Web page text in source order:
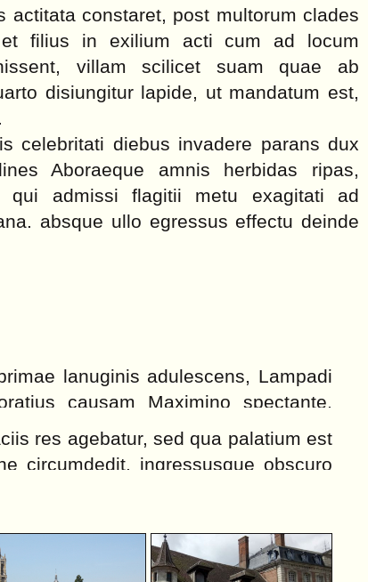
actitata constaret, post multorum clades
et filius in exilium acti cum ad locum
villam scilicet suam quae ab
disiungitur lapide, ut mandatum est,
celebritati diebus invadere parans dux
Aboraeque amnis herbidas ripas,
qui admissi flagitii metu exagitati ad
absque ullo egressus effectu deinde
lanuginis adulescens, Lampadi
causam Maximino spectante,
artium nondum per aetatem firmato
mittendus, ut sperabatur, patris
manu.
res agebatur, sed qua palatium est
circumdedit. ingressusque obscuro
confirmans et statim inquit
privato inpositum ad Histriam duxit